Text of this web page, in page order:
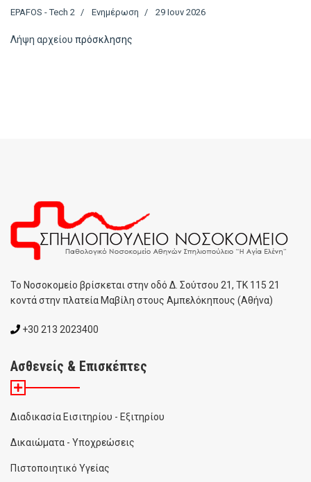
EPAFOS - Tech 2 Ενημέρωση 29 Ιουν 2026
Λήψη αρχείου πρόσκλησης
To Noσοκομείο βρίσκεται στην οδό Δ. Σούτσου 21, ΤΚ 115 21
κοντά στην πλατεία Μαβίλη στους Αμπελόκηπους (Αθήνα)
+30 213 2023400
Ασθενείς & Επισκέπτες
Διαδικασία Εισιτηρίου - Εξιτηρίου
Δικαιώματα - Υποχρεώσεις
Πιστοποιητικό Υγείας